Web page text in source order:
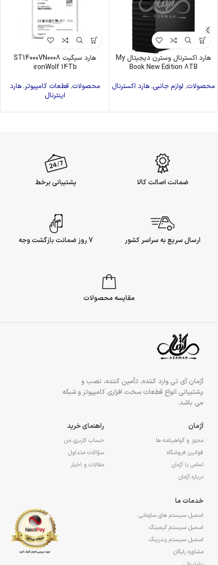
هارد اکسترنال وسترن دیجیتال My
Book New Edition 8TB
محصولات, لوازم جانبی,هارد اکسترنال
هارد سیگیت ST14000VN0008
ironWolf 14Tb
محصولات,قطعات کامپیوتر,هارد
اینترنال
ضمانت اصالت کالا پشتیبانی برخط
ارسال سریع به سراسر کشور 7 روز ضمانت بازگشت وجه
مقایسه محصولات
آژمان آی تی وارد کننده، تأمین کننده، نصب و
پشتیبانی انواع قطعات سخت افزاری کامپیوتر و شبکه
می باشد.
آژمان
مجوز و گواهینامه ها
قوانین فروشگاه
تماس با آژمان
درباره آژمان
راهنمای خرید
حساب کاربری من
سؤالات متداول
مقالات و اخبار
خدمات ما
اسمبل سیستم های سازمانی
اسمبل سیستم گیمینگ
اسمبل سیستم رندرینگ
مشاوره رایگان